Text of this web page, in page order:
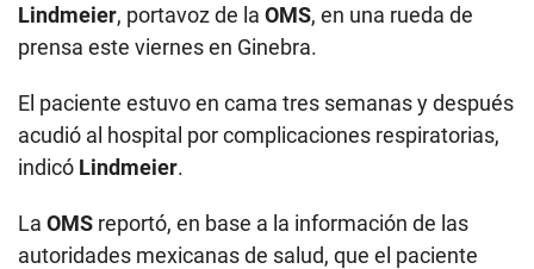
Lindmeier, portavoz de la OMS, en una rueda de
prensa este viernes en Ginebra.
El paciente estuvo en cama tres semanas y después
acudió al hospital por complicaciones respiratorias,
indicó Lindmeier.
La OMS reportó, en base a la información de las
autoridades mexicanas de salud, que el paciente